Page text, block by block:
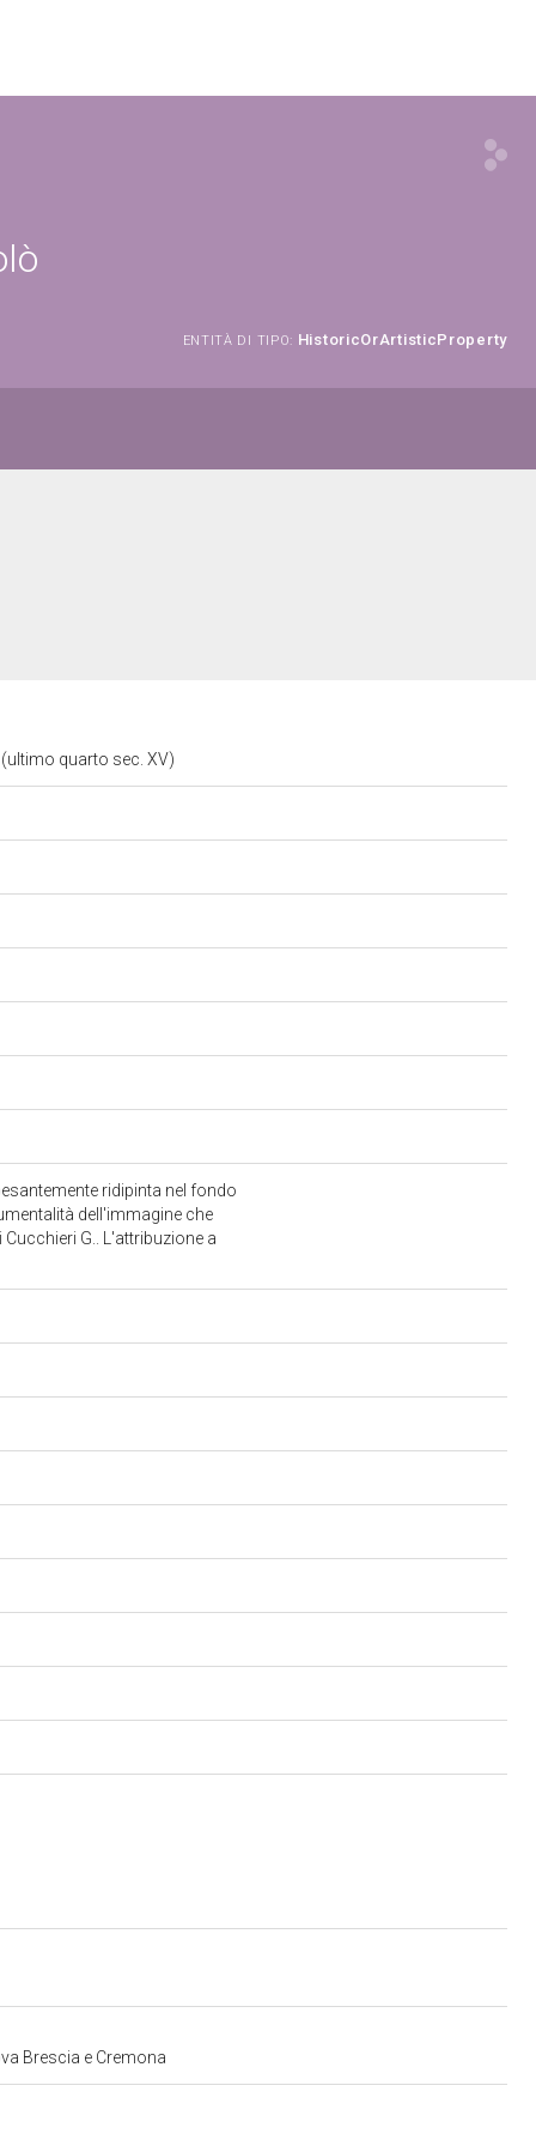
ENTITÀ DI TIPO: HistoricOrArtisticProperty
quarto sec. XV)
ridipinta nel fondo
dell'immagine che
G.. L'attribuzione a
Brescia e Cremona